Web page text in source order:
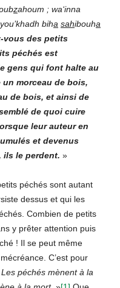
zahoum ; wa‘inna
you’khadh biha sahibouha
vous des petits
péchés est
gens qui font halte au
un morceau de bois,
de bois, et ainsi de
de quoi cuire
leur auteur en
et devenus
ils le perdent. »
péchés sont autant
dessus et qui les
Combien de petits
y prêter attention puis
! Il se peut même
C’est pour
Les péchés mènent à la